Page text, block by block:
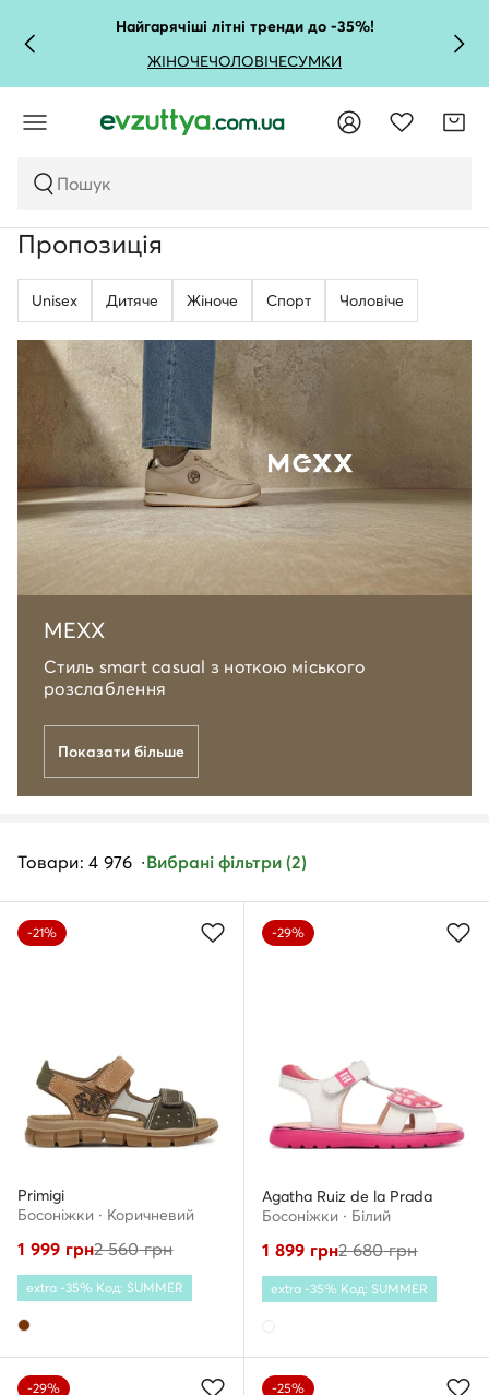
Найгарячіші літні тренди до -35%!
ЖІНОЧЕЧОЛОВІЧЕСУМКИ
Пошук
Пропозиція
Unisex Дитяче Жіноче Спорт Чоловічe
MEXX
Стиль smart casual з ноткою міського
розслаблення
Показати більше
Товари: 4 976 Вибрані фільтри (2)
-21%
Primigi
Босоніжки · Коричневий
1 999 грн2 560грн
extra -35% Код: SUMMER
-29%
Agatha Ruiz de la Prada
Босоніжки · Білий
1 899 грн2 680грн
extra -35% Код: SUMMER
-29% -25%